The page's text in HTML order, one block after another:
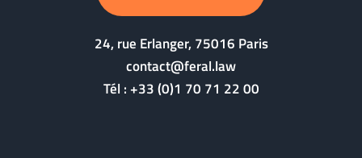
24, rue Erlanger, 75016 Paris
contact@feral.law
Tél :+33 (0)1 70 71 22 00